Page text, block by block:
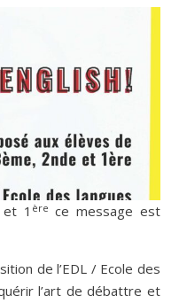
et 1 ère ce message est
de l’EDL / Ecole des
l’art de débattre et